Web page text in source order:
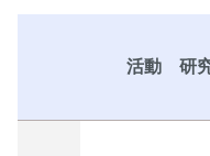
活動 研